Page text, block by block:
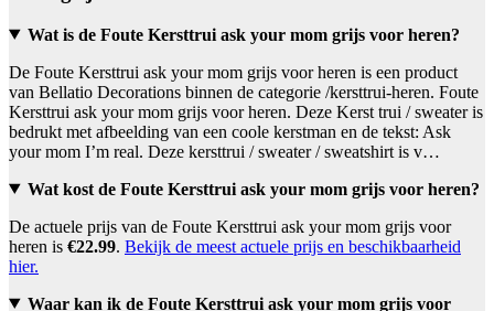
Wat is de Foute Kersttrui ask your mom grijs voor heren?
De Foute Kersttrui ask your mom grijs voor heren is een product
van Bellatio Decorations binnen de categorie /kersttrui-heren. Foute
Kersttrui ask your mom grijs voor heren. Deze Kerst trui / sweater is
bedrukt met afbeelding van een coole kerstman en de tekst: Ask
your mom I’m real. Deze kersttrui / sweater / sweatshirt is v…
Wat kost de Foute Kersttrui ask your mom grijs voor heren?
De actuele prijs van de Foute Kersttrui ask your mom grijs voor
heren is €22.99. Bekijk de meest actuele prijs en beschikbaarheid
hier.
Waar kan ik de Foute Kersttrui ask your mom grijs voor